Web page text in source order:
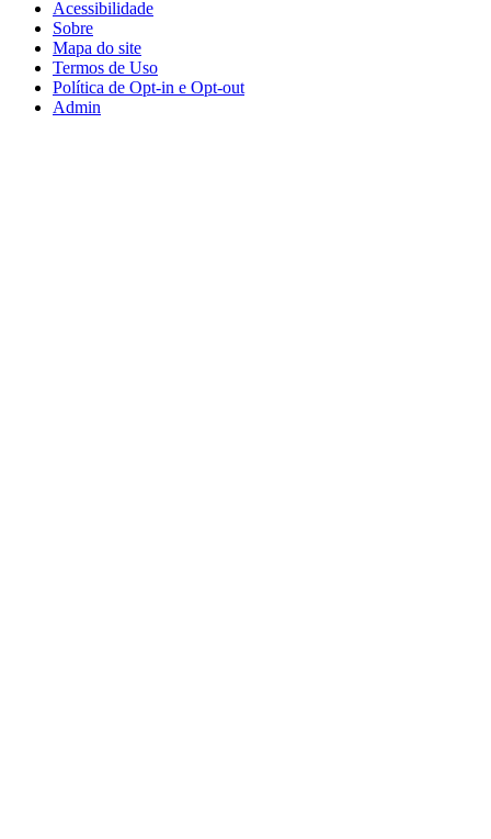
Acessibilidade
Sobre
Mapa do site
Termos de Uso
Política de Opt-in e Opt-out
Admin